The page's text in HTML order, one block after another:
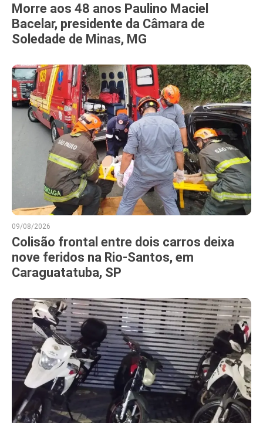
Morre aos 48 anos Paulino Maciel
Bacelar, presidente da Câmara de
Soledade de Minas, MG
09/08/2026
Colisão frontal entre dois carros deixa
nove feridos na Rio-Santos, em
Caraguatatuba, SP